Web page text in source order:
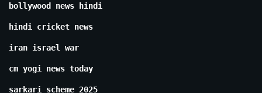
bollywood news hindi
hindi cricket news
iran israel war
cm yogi news today
sarkari scheme 2025